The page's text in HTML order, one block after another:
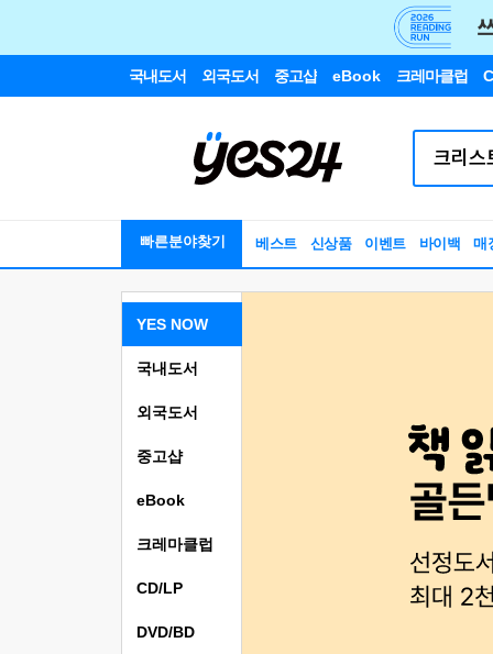
국내도서 외국도서 중고샵 eBook 크레마클럽
빠른분야찾기 베스트 신상품 이벤트 바이백 매
YES NOW
국내도서
외국도서
중고샵
eBook
크레마클럽
CD/LP
DVD/BD